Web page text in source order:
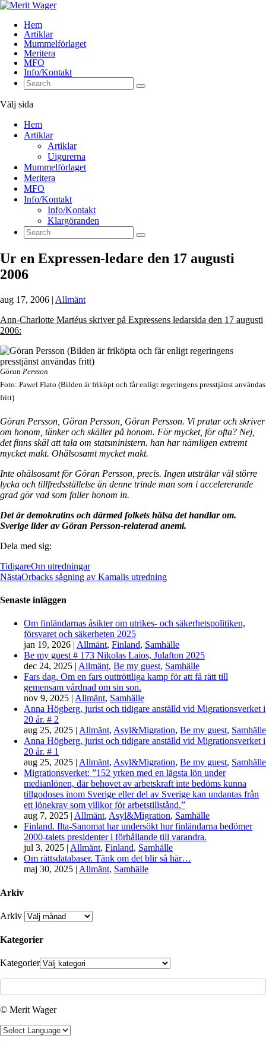
Hem
Artiklar
Mummelförlaget
Meritera
MFO
Info/Kontakt
Välj sida
Hem
Artiklar
Artiklar
Uigurerna
Mummelförlaget
Meritera
MFO
Info/Kontakt
Info/Kontakt
Klargöranden
Ur en Expressen-ledare den 17 augusti
2006
aug 17, 2006 | Allmänt
Ann-Charlotte Martéus skriver på Expressens ledarsida den 17 augusti
2006:
Göran Persson
Foto: Pawel Flato (Bilden är friköpt och får enligt regeringens presstjänst användas
fritt)
Göran Persson, Göran Persson, Göran Persson. Vi pratar och skriver
om honom, tänker och skäller på honom. För mycket, för ofta? Nej,
det finns skäl att tala om statsministern. han har nämligen extremt
mycket makt. Ohälsosamt mycket makt.
Inte ohälsosamt för Göran Persson, precis. Ingen utstrålar väl större
lycka och tillfredsställelse än denne trinde man som i accelererande
grad gör vad som faller honom in.
Det är demokratins och därmed folkets hälsa det handlar om.
Sverige lider av Göran Persson-relaterad anemi.
Dela med sig:
TidigareOm utredningar
NästaOrbacks sågning av Kamalis utredning
Senaste inläggen
Om finländarnas åsikter om utrikes- och säkerhetspolitiken,
försvaret och säkerheten 2025
jan 19, 2026 | Allmänt, Finland, Samhälle
Be my guest # 173 Nikolas Laios, Julafton 2025
dec 24, 2025 | Allmänt, Be my guest, Samhälle
Fars dag. Om en fars outtröttliga kamp för att få rätt till
gemensam vårdnad om sin son.
nov 9, 2025 | Allmänt, Samhälle
Anna Högberg, jurist och tidigare anställd vid Migrationsverket i
20 år. # 2
aug 25, 2025 | Allmänt, Asyl&Migration, Be my guest, Samhälle
Anna Högberg, jurist och tidigare anställd vid Migrationsverket i
20 år. # 1
aug 25, 2025 | Allmänt, Asyl&Migration, Be my guest, Samhälle
Migrationsverket: ”152 yrken med en lägsta lön under
medianlönen, där behovet av arbetskraft inte bedöms kunna
tillgodoses inom Sverige eller del av Sverige kan undantas från
ett lönekrav som villkor för arbetstillstånd.”
aug 7, 2025 | Allmänt, Asyl&Migration, Samhälle
Finland. Ilta-Sanomat har undersökt hur finländarna bedömer
2000-talets presidenter i förhållande till varandra.
jul 3, 2025 | Allmänt, Finland, Samhälle
Om rättsdatabaser. Tänk om det blir så här…
maj 30, 2025 | Allmänt, Samhälle
Arkiv
Arkiv
Kategorier
Kategorier
© Merit Wager